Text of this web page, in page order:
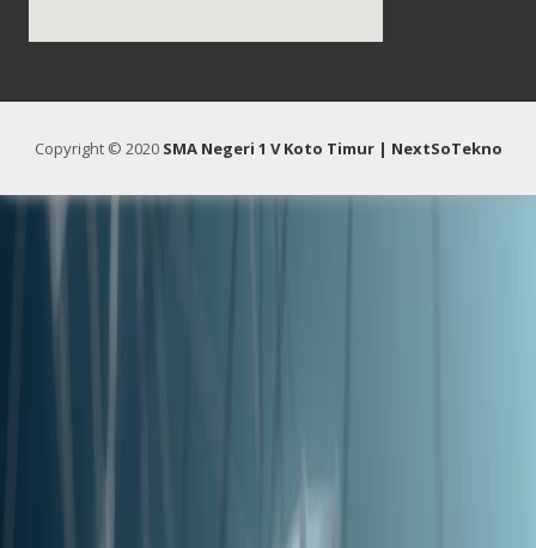
Copyright © 2020 SMA Negeri 1 V Koto Timur | NextSoTekno